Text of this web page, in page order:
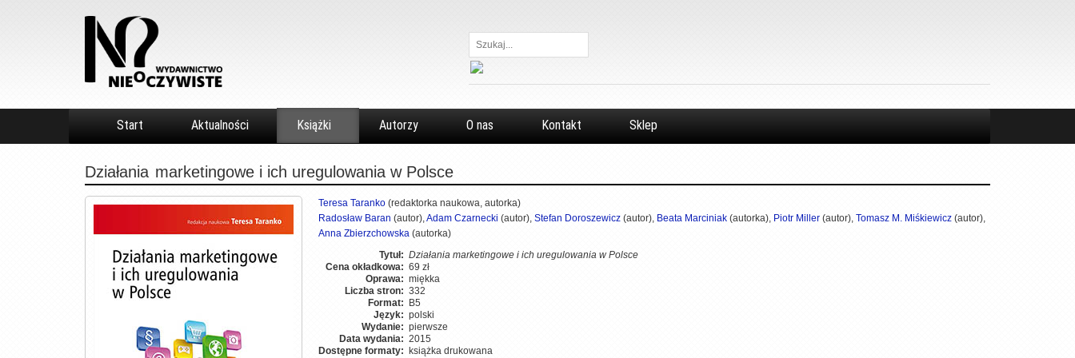
Szukaj...
Start Aktualności Książki Autorzy O nas Kontakt Sklep
Działania marketingowe i ich uregulowania w Polsce
Teresa Taranko (redaktorka naukowa, autorka)
Radosław Baran (autor), Adam Czarnecki (autor), Stefan Doroszewicz (autor), Beata Marciniak (autorka), Piotr Miller (autor), Tomasz M. Miśkiewicz (autor),
Anna Zbierzchowska (autorka)
Tytuł: Działania marketingowe i ich uregulowania w Polsce
Cena okładkowa: 69 zł
Oprawa: miękka
Liczba stron: 332
Format: B5
Język: polski
Wydanie: pierwsze
Data wydania: 2015
Dostępne formaty: książka drukowana